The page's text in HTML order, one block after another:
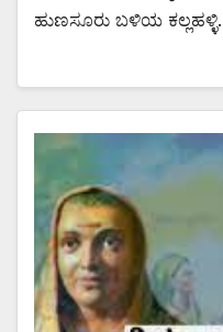
ಹುಣಸೂರು ಬಳಿಯ